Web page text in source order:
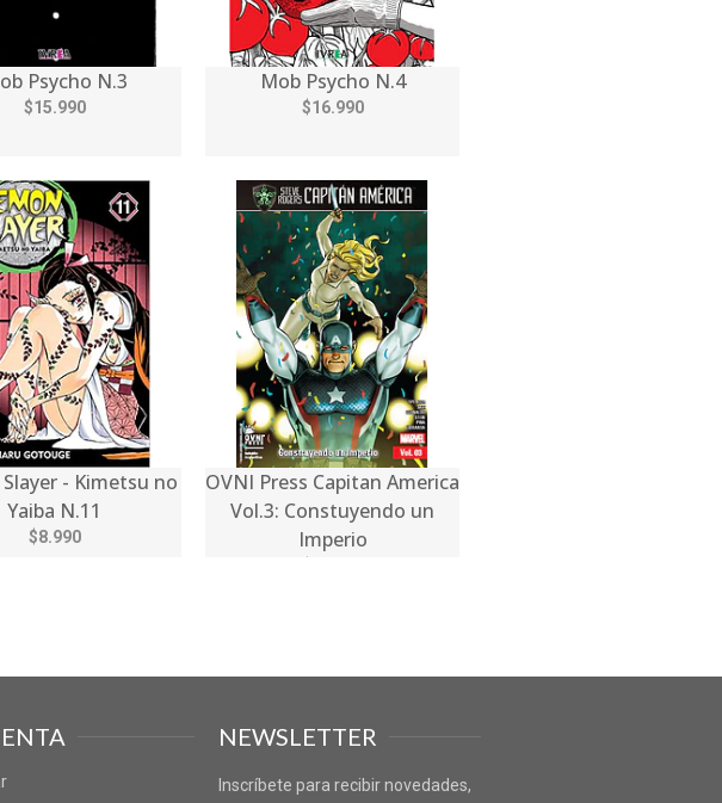
Psycho N.3
$15.990
Mob Psycho N.4
$16.990
- Kimetsu no
Yaiba N.11
$8.990
OVNI Press Capitan America
Vol.3: Constuyendo un
Imperio
NEWSLETTER
Inscríbete para recibir novedades,